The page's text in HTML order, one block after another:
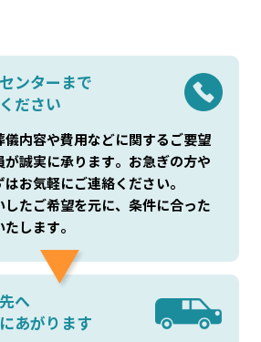
式会社
葬儀屋さんでご案内可能で
ンターまで
ださい
内容や費用などに関するご要望
が誠実に承ります。お急ぎの方や
お気軽にご連絡ください。
したご希望を元に、条件に合った
します。
へ
あがります